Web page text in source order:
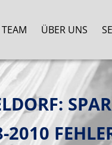
TEAM ÜBER UNS
2010